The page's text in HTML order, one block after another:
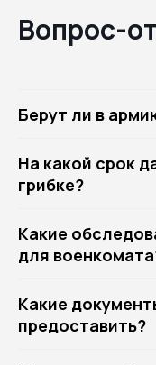
Вопрос-
Берут ли в
На какой срок
грибке?
Какие
для
Какие
предоставить?